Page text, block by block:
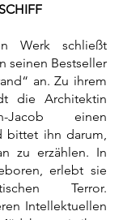
Werk schließt
seinen Bestseller
an. Zu ihrem
die Architektin
Jacob einen
bittet ihn darum,
zu erzählen. In
erlebt sie
Terror.
Intellektuellen